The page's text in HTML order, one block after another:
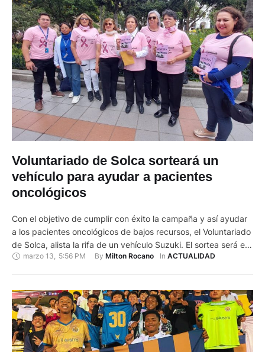
Voluntariado de Solca sorteará un
vehículo para ayudar a pacientes
oncológicos
Con el objetivo de cumplir con éxito la campaña y así ayudar
a los pacientes oncológicos de bajos recursos, el Voluntariado
de Solca, alista la rifa de un vehículo Suzuki. El sortea será el
próximo 10 de abril. El precio del boleto es de 10 dólares y lo
marzo 13 5:56 PM By Milton Rocano In ACTUALIDAD